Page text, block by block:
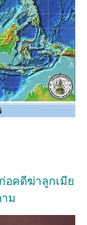
อคดีฆ่าลูกเมีย
ม